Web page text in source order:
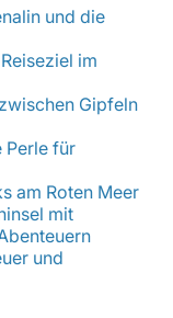
und die
im
Gipfeln
Perle für
am Roten Meer
mit
und